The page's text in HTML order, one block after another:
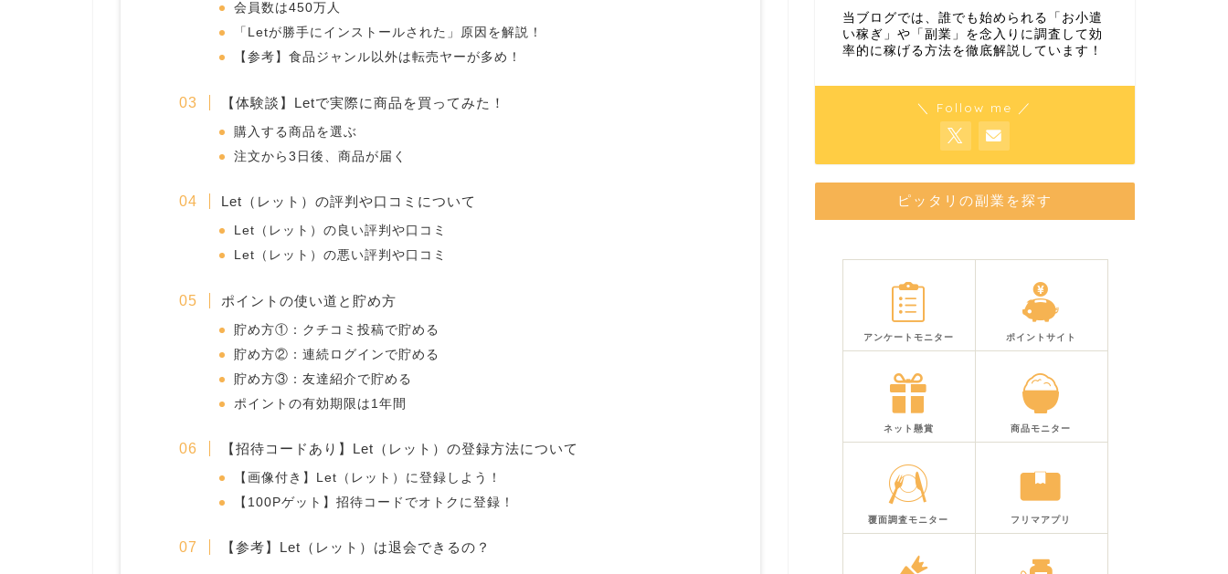
会員数は450万人
「Letが勝手にインストールされた」原因を解説！
【参考】食品ジャンル以外は転売ヤーが多め！
【体験談】Letで実際に商品を買ってみた！
購入する商品を選ぶ
注文から3日後、商品が届く
Let（レット）の評判や口コミについて
Let（レット）の良い評判や口コミ
Let（レット）の悪い評判や口コミ
ポイントの使い道と貯め方
貯め方①：クチコミ投稿で貯める
貯め方②：連続ログインで貯める
貯め方③：友達紹介で貯める
ポイントの有効期限は1年間
【招待コードあり】Let（レット）の登録方法について
【画像付き】Let（レット）に登録しよう！
【100Pゲット】招待コードでオトクに登録！
【参考】Let（レット）は退会できるの？
当ブログでは、誰でも始められる「お小遣
い稼ぎ」や「副業」を念入りに調査して効
率的に稼げる方法を徹底解説しています！
＼ Follow me ／
ピッタリの副業を探す
アンケートモニター ポイントサイト
ネット懸賞 商品モニター
覆面調査モニター フリマアプリ